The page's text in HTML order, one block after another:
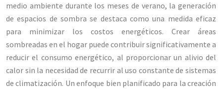
medio ambiente durante los meses de verano, la generación
de espacios de sombra se destaca como una medida eficaz
para minimizar los costos energéticos. Crear áreas
sombreadas en el hogar puede contribuir significativamente a
reducir el consumo energético, al proporcionar un alivio del
calor sin la necesidad de recurrir al uso constante de sistemas
de climatización. Un enfoque bien planificado para la creación